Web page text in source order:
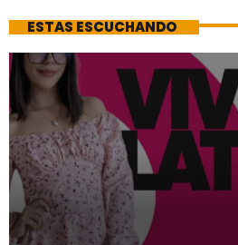
ESTAS ESCUCHANDO